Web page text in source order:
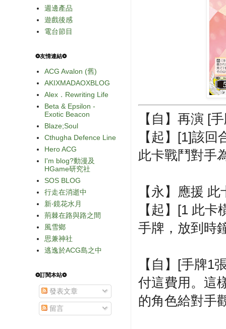
【自】再演 [
【起】[1]該
此卡戰鬥對手
【永】應援
【起】[1 此
手牌，放到時
【自】[手牌1
付這費用。這
的角色給對手
週邊產品
遊戲後感
電台節目
❂友情連結❂
ACG Avalon (舊)
AKIXMADAOXBLOG
Alex．Rewriting Life
Beta & Epsilon -
Exotic Beacon
Blaze;Soul
Cthugha Defence Line
Hero ACG
I'm blog?動漫及
HGame研究社
SOS BLOG
行走在消逝中
新‧鏡花水月
荊棘在路與路之間
風雪鄉
思兼神社
逃逸於ACG島之中
❂訂閱本站❂
發表文章
留言